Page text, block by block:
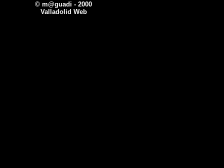
© m@guadi - 2000
Valladolid Web